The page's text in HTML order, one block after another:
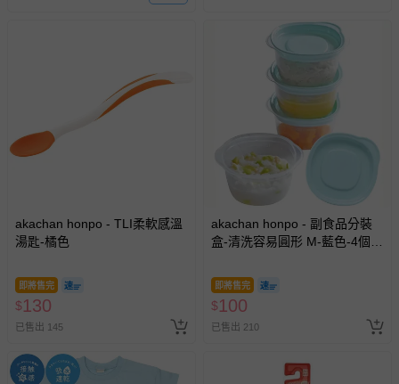
akachan honpo - TLI柔軟感溫
湯匙-橘色
即將售完
$130
已售出 145
akachan honpo - 副食品分裝
盒-清洗容易圓形 M-藍色-4個
即將售完
$100
已售出 210